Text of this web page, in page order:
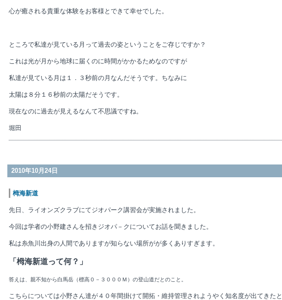
心が癒される貴重な体験をお客様とできて幸せでした。
ところで私達が見ている月って過去の姿ということをご存じですか？
これは光が月から地球に届くのに時間がかかるためなのですが
私達が見ている月は１．３秒前の月なんだそうです。ちなみに
太陽は８分１６秒前の太陽だそうです。
現在なのに過去が見えるなんて不思議ですね。
堀田
2010年10月24日
栂海新道
先日、ライオンズクラブにてジオパーク講習会が実施されました。
今回は学者の小野建さんを招きジオパ－クについてお話を聞きました。
私は糸魚川出身の人間でありますが知らない場所がが多くありすぎます。
「栂海新道って何？ 」
答えは、親不知から白馬岳（標高０－３０００Ｍ）の登山道だとのこと。
こちらについては小野さん達が４０年間掛けて開拓・維持管理されようやく知名度が出てきたと